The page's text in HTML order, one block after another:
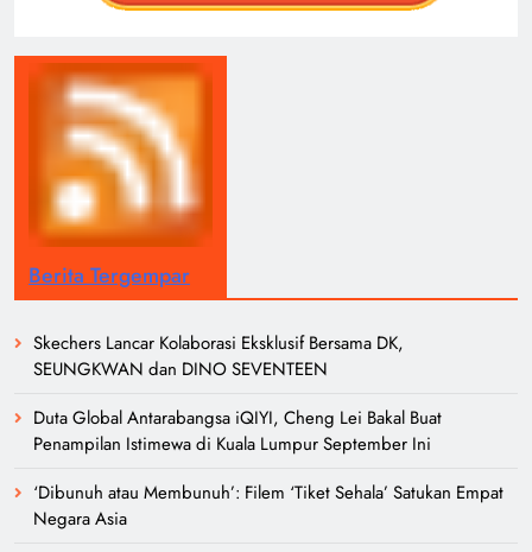
Berita Tergempar
Skechers Lancar Kolaborasi Eksklusif Bersama DK,
SEUNGKWAN dan DINO SEVENTEEN
Duta Global Antarabangsa iQIYI, Cheng Lei Bakal Buat
Penampilan Istimewa di Kuala Lumpur September Ini
‘Dibunuh atau Membunuh’: Filem ‘Tiket Sehala’ Satukan Empat
Negara Asia